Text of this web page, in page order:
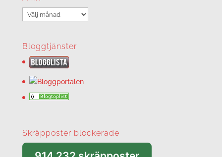
Arkiv
Bloggtjänster
Skräpposter blockerade